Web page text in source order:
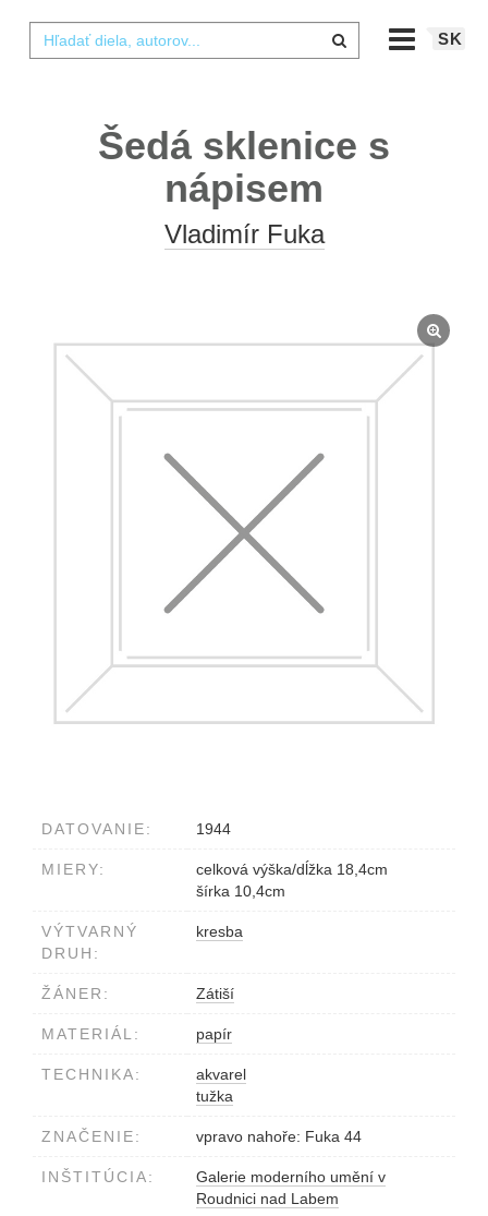
SK
Šedá sklenice s
nápisem
Vladimír Fuka
DATOVANIE: 1944
MIERY:
celková výška/dĺžka 18,4cm
šírka 10,4cm
VÝTVARNÝ
DRUH:
kresba
ŽÁNER: Zátiší
MATERIÁL: papír
TECHNIKA:
akvarel
tužka
ZNAČENIE: vpravo nahoře: Fuka 44
INŠTITÚCIA:
Galerie moderního umění v
Roudnici nad Labem